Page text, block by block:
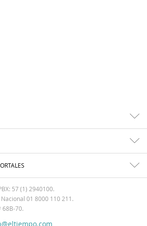
57 (1) 2940100.
01 8000 110 211.
68B-70.